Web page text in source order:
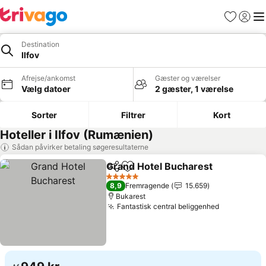
Favoritter
Log ind
Destination
Ilfov
Afrejse/ankomst
Vælg datoer
Gæster og værelser
2 gæster, 1 værelse
Sorter Filtrer Kort
Hoteller i Ilfov (Rumænien)
Sådan påvirker betaling søgeresultaterne
Del Føj til favoritter
Grand Hotel Bucharest
5 Stjerner
8,9 Fremragende
15.659
Bukarest
Fantastisk central beliggenhedSe priser